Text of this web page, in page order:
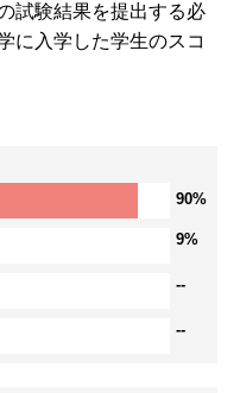
試験結果を提出する必
に入学した学生のスコ
90%
9%
--
--